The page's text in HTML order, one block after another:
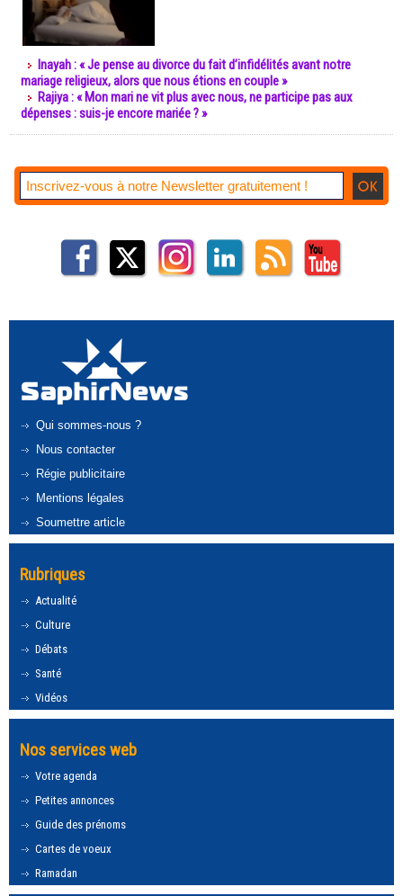
Inayah : « Je pense au divorce du fait d’infidélités avant notre
mariage religieux, alors que nous étions en couple »
Rajiya : « Mon mari ne vit plus avec nous, ne participe pas aux
dépenses : suis-je encore mariée ? »
Qui sommes-nous ?
Nous contacter
Régie publicitaire
Mentions légales
Soumettre article
Rubriques
Actualité
Culture
Débats
Santé
Vidéos
Nos services web
Votre agenda
Petites annonces
Guide des prénoms
Cartes de voeux
Ramadan